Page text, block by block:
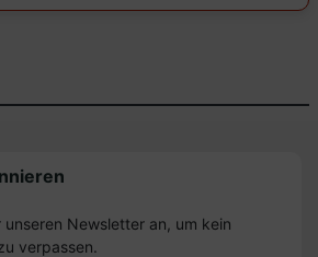
unseren Newsletter an, um kein
verpassen.